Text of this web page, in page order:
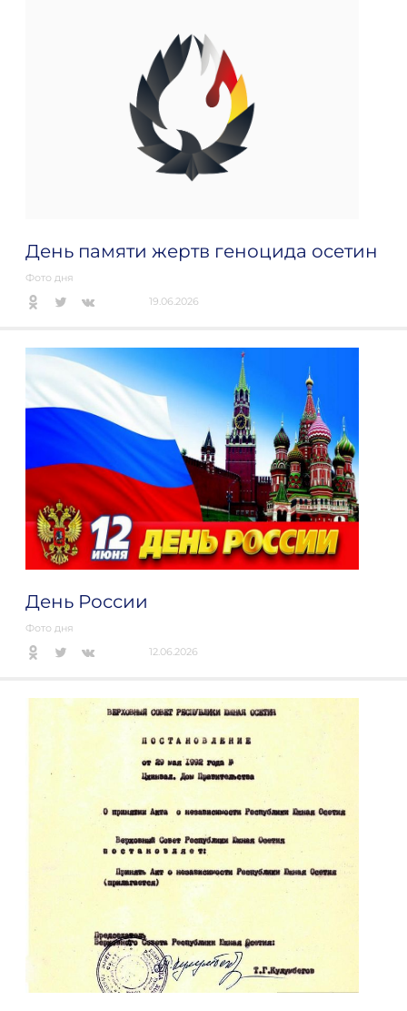
День памяти жертв геноцида осетин
Фото дня
19.06.2026
День России
Фото дня
12.06.2026